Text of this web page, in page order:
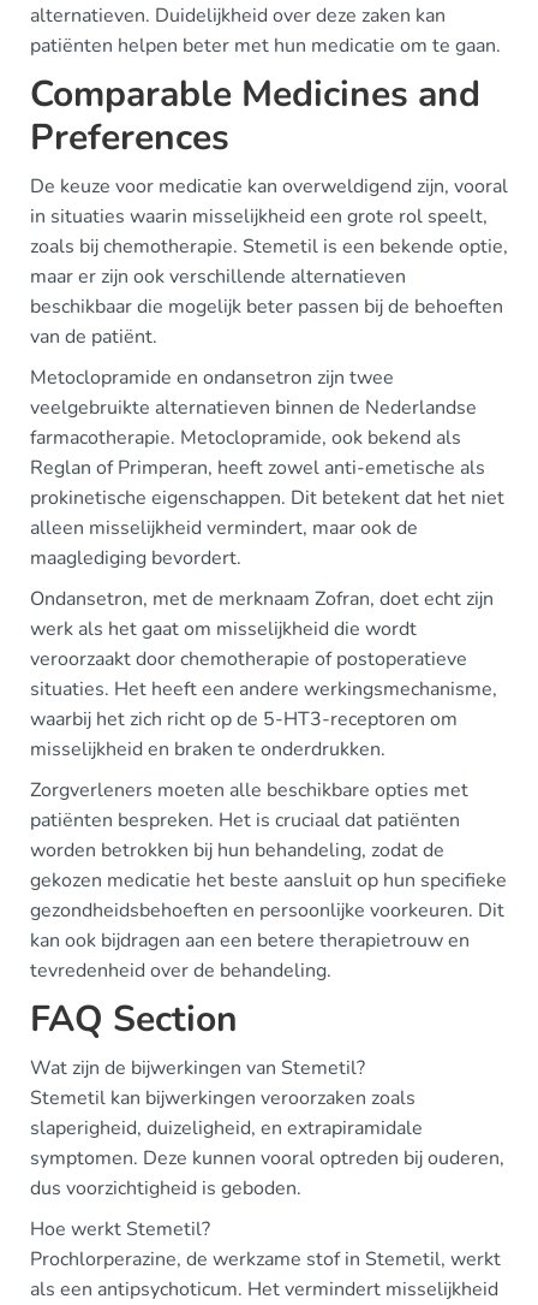
alternatieven. Duidelijkheid over deze zaken kan
patiënten helpen beter met hun medicatie om te gaan.
Comparable Medicines and
Preferences
De keuze voor medicatie kan overweldigend zijn, vooral
in situaties waarin misselijkheid een grote rol speelt,
zoals bij chemotherapie. Stemetil is een bekende optie,
maar er zijn ook verschillende alternatieven
beschikbaar die mogelijk beter passen bij de behoeften
van de patiënt.
Metoclopramide en ondansetron zijn twee
veelgebruikte alternatieven binnen de Nederlandse
farmacotherapie. Metoclopramide, ook bekend als
Reglan of Primperan, heeft zowel anti-emetische als
prokinetische eigenschappen. Dit betekent dat het niet
alleen misselijkheid vermindert, maar ook de
maaglediging bevordert.
Ondansetron, met de merknaam Zofran, doet echt zijn
werk als het gaat om misselijkheid die wordt
veroorzaakt door chemotherapie of postoperatieve
situaties. Het heeft een andere werkingsmechanisme,
waarbij het zich richt op de 5-HT3-receptoren om
misselijkheid en braken te onderdrukken.
Zorgverleners moeten alle beschikbare opties met
patiënten bespreken. Het is cruciaal dat patiënten
worden betrokken bij hun behandeling, zodat de
gekozen medicatie het beste aansluit op hun specifieke
gezondheidsbehoeften en persoonlijke voorkeuren. Dit
kan ook bijdragen aan een betere therapietrouw en
tevredenheid over de behandeling.
FAQ Section
Wat zijn de bijwerkingen van Stemetil?
Stemetil kan bijwerkingen veroorzaken zoals
slaperigheid, duizeligheid, en extrapiramidale
symptomen. Deze kunnen vooral optreden bij ouderen,
dus voorzichtigheid is geboden.
Hoe werkt Stemetil?
Prochlorperazine, de werkzame stof in Stemetil, werkt
als een antipsychoticum. Het vermindert misselijkheid